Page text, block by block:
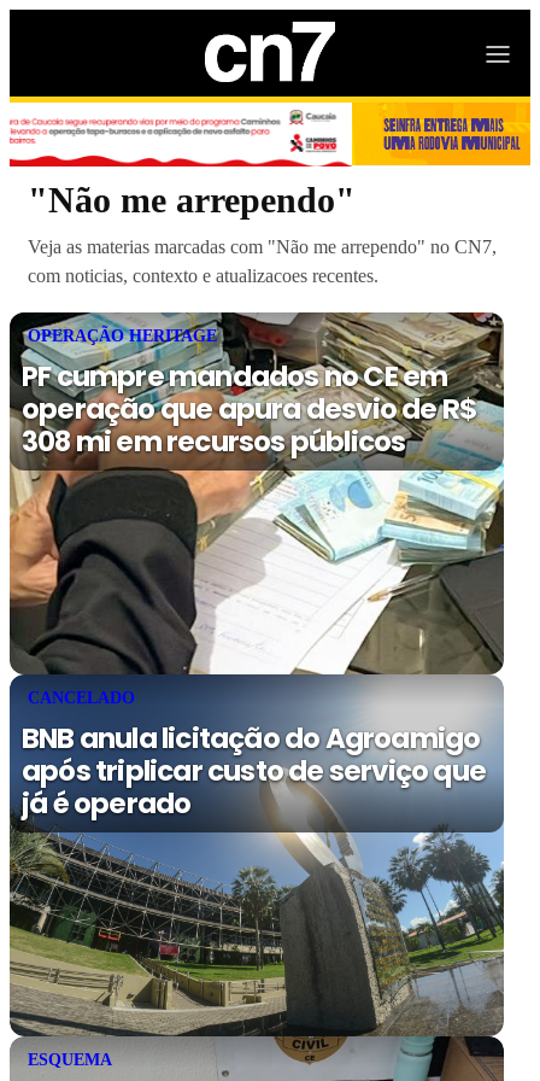
"Não me arrependo"
Veja as materias marcadas com "Não me arrependo" no CN7,
com noticias, contexto e atualizacoes recentes.
OPERAÇÃO HERITAGE
PF cumpre mandados no CE em
operação que apura desvio de R$
308 mi em recursos públicos
CANCELADO
BNB anula licitação do Agroamigo
após triplicar custo de serviço que
já é operado
ESQUEMA